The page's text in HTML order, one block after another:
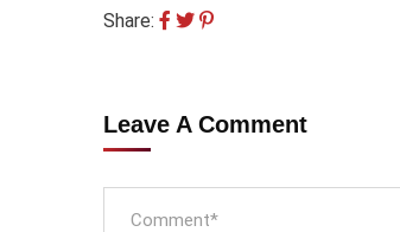
Share:
Leave A Comment